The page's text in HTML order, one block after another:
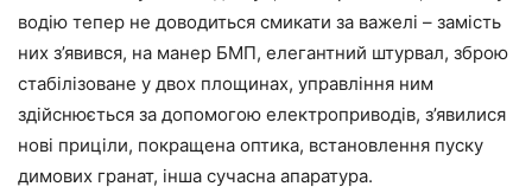
водію тепер не доводиться смикати за важелі – замість
них з’явився, на манер БМП, елегантний штурвал, зброю
стабілізоване у двох площинах, управління ним
здійснюється за допомогою електроприводів, з’явилися
нові приціли, покращена оптика, встановлення пуску
димових гранат, інша сучасна апаратура.